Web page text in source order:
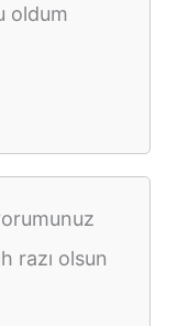
oldum
razı olsun